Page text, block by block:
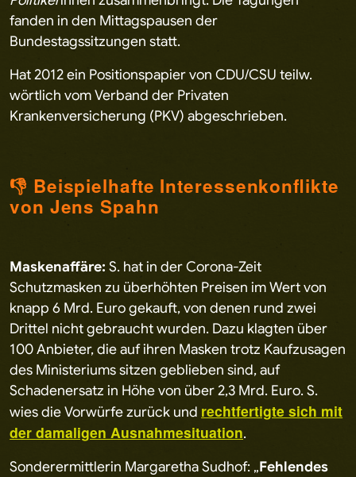
fanden in den Mittagspausen der
Bundestagssitzungen statt.
Hat 2012 ein Positionspapier von CDU/CSU teilw.
wörtlich vom Verband der Privaten
Krankenversicherung (PKV) abgeschrieben.
👎 Beispielhafte Interessenkonflikte
von Jens Spahn
Maskenaffäre: S. hat in der Corona-Zeit
Schutzmasken zu überhöhten Preisen im Wert von
knapp 6 Mrd. Euro gekauft, von denen rund zwei
Drittel nicht gebraucht wurden. Dazu klagten über
100 Anbieter, die auf ihren Masken trotz Kaufzusagen
des Ministeriums sitzen geblieben sind, auf
Schadenersatz in Höhe von über 2,3 Mrd. Euro. S.
wies die Vorwürfe zurück und rechtfertigte sich mit
der damaligen Ausnahmesituation.
Sonderermittlerin Margaretha Sudhof: „Fehlendes